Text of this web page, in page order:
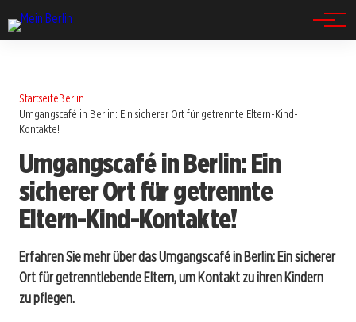
StartseiteBerlin
Umgangscafé in Berlin: Ein sicherer Ort für getrennte Eltern-Kind-
Kontakte!
Umgangscafé in Berlin: Ein
sicherer Ort für getrennte
Eltern-Kind-Kontakte!
Erfahren Sie mehr über das Umgangscafé in Berlin: Ein sicherer
Ort für getrenntlebende Eltern, um Kontakt zu ihren Kindern
zu pflegen.